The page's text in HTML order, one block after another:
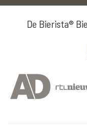
De Bierista®